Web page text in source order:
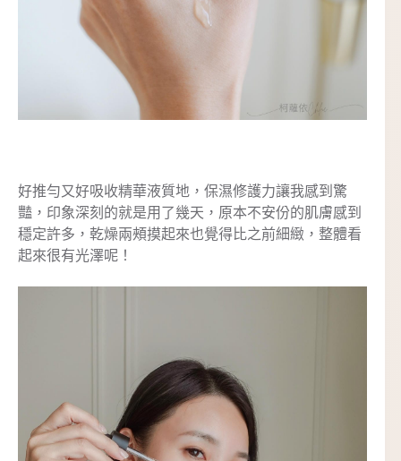
好推勻又好吸收精華液質地，保濕修護力讓我感到驚
豔，印象深刻的就是用了幾天，原本不安份的肌膚感到
穩定許多，乾燥兩頰摸起來也覺得比之前細緻，整體看
起來很有光澤呢！